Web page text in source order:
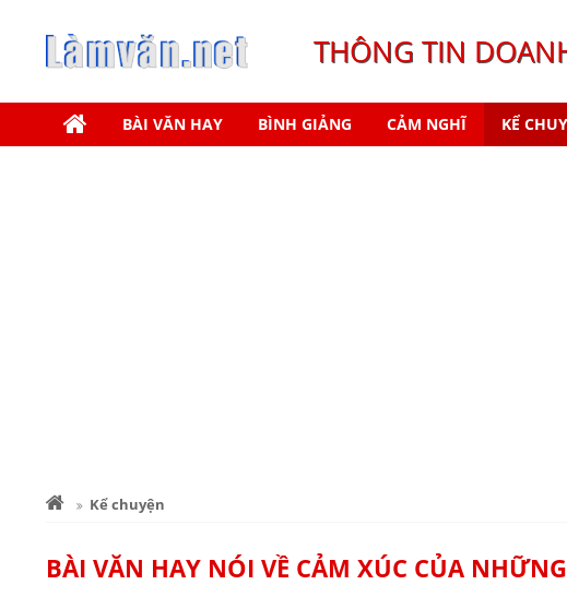
THÔNG TIN
BÀI VĂN HAY BÌNH GIẢNG CẢM NGHĨ KỂ
Kể chuyện
BÀI VĂN HAY NÓI VỀ CẢM XÚC CỦA